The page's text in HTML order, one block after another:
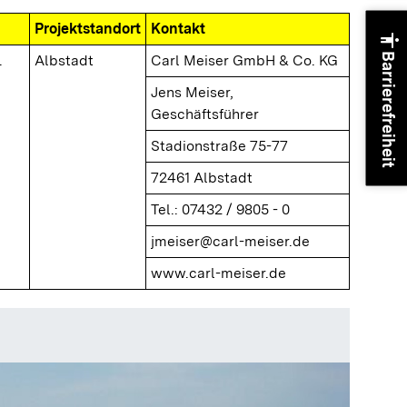
Projektstandort
Kontakt
Albstadt
Carl Meiser GmbH & Co. KG
Jens Meiser,
Geschäftsführer
Stadionstraße 75-77
72461 Albstadt
Tel.: 07432 / 9805 - 0
jmeiser@carl-meiser.de
www.carl-meiser.de
accessibility
Barrierefreiheit